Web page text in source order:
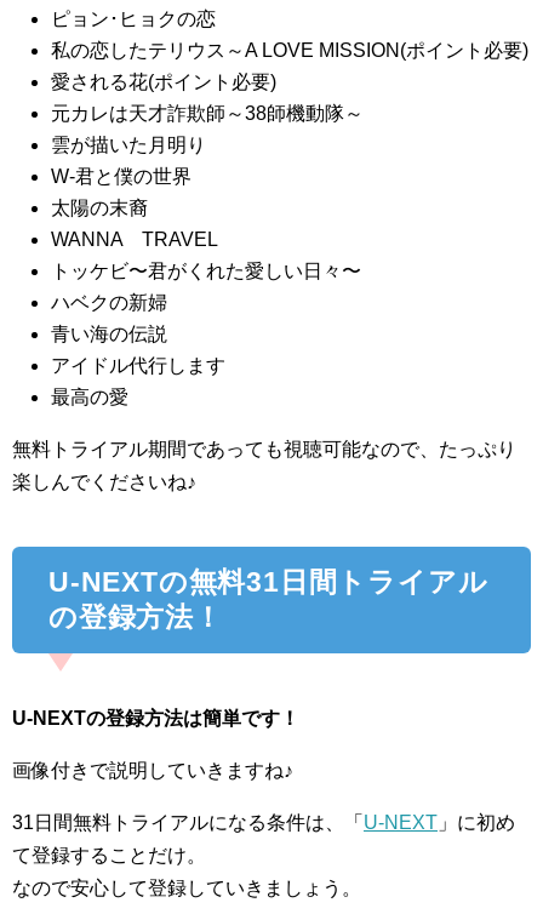
ピョン･ヒョクの恋
私の恋したテリウス～A LOVE MISSION(ポイント必要)
愛される花(ポイント必要)
元カレは天才詐欺師～38師機動隊～
雲が描いた月明り
W-君と僕の世界
太陽の末裔
WANNA TRAVEL
トッケビ〜君がくれた愛しい日々〜
ハベクの新婦
青い海の伝説
アイドル代行します
最高の愛
無料トライアル期間であっても視聴可能なので、たっぷり
楽しんでくださいね♪
U-NEXTの無料31日間トライアル
の登録方法！
U-NEXTの登録方法は簡単です！
画像付きで説明していきますね♪
31日間無料トライアルになる条件は、「 U-NEXT 」に初め
て登録することだけ。
なので安心して登録していきましょう。